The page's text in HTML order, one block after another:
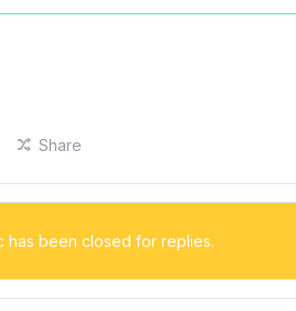
Share
has been closed for replies.